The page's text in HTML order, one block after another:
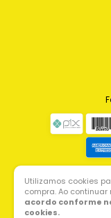
Utilizamos cookies
compra. Ao
acordo conforme
cookies.